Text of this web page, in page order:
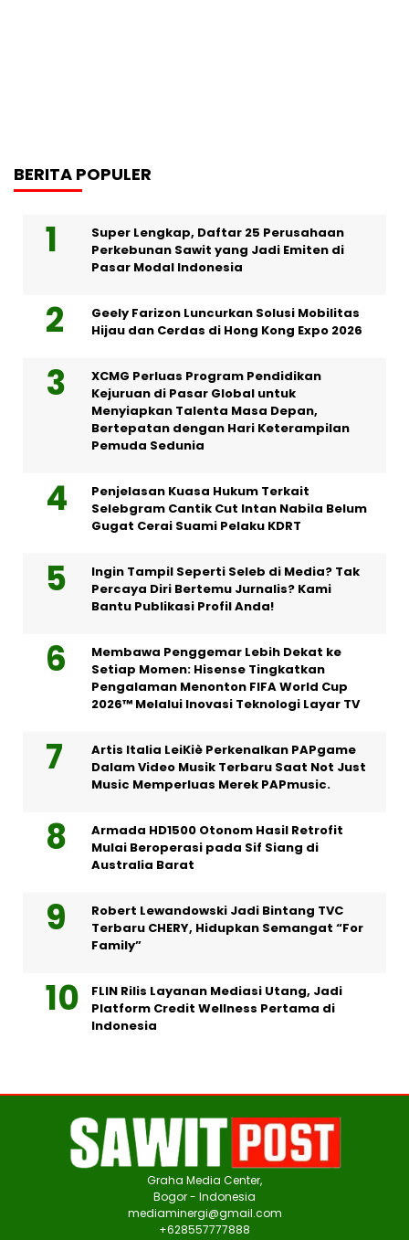
BERITA POPULER
Super Lengkap, Daftar 25 Perusahaan
Perkebunan Sawit yang Jadi Emiten di
Pasar Modal Indonesia
Geely Farizon Luncurkan Solusi Mobilitas
Hijau dan Cerdas di Hong Kong Expo 2026
XCMG Perluas Program Pendidikan
Kejuruan di Pasar Global untuk
Menyiapkan Talenta Masa Depan,
Bertepatan dengan Hari Keterampilan
Pemuda Sedunia
Penjelasan Kuasa Hukum Terkait
Selebgram Cantik Cut Intan Nabila Belum
Gugat Cerai Suami Pelaku KDRT
Ingin Tampil Seperti Seleb di Media? Tak
Percaya Diri Bertemu Jurnalis? Kami
Bantu Publikasi Profil Anda!
Membawa Penggemar Lebih Dekat ke
Setiap Momen: Hisense Tingkatkan
Pengalaman Menonton FIFA World Cup
2026™ Melalui Inovasi Teknologi Layar TV
Artis Italia LeiKiè Perkenalkan PAPgame
Dalam Video Musik Terbaru Saat Not Just
Music Memperluas Merek PAPmusic.
Armada HD1500 Otonom Hasil Retrofit
Mulai Beroperasi pada Sif Siang di
Australia Barat
Robert Lewandowski Jadi Bintang TVC
Terbaru CHERY, Hidupkan Semangat “For
Family”
FLIN Rilis Layanan Mediasi Utang, Jadi
Platform Credit Wellness Pertama di
Indonesia
Graha Media Center,
Bogor - Indonesia
mediaminergi@gmail.com
+628557777888